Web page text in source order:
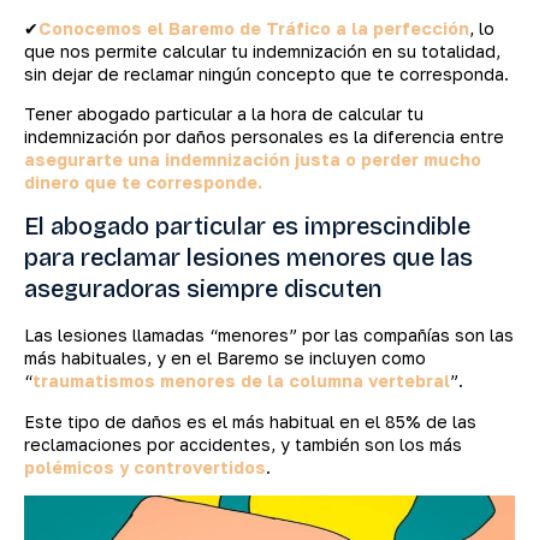
✔Conocemos el Baremo de Tráfico a la perfección, lo
que nos permite calcular tu indemnización en su totalidad,
sin dejar de reclamar ningún concepto que te corresponda.
Tener abogado particular a la hora de calcular tu
indemnización por daños personales es la diferencia entre
asegurarte una indemnización justa o perder mucho
dinero que te corresponde.
El abogado particular es imprescindible
para reclamar lesiones menores que las
aseguradoras siempre discuten
Las lesiones llamadas “menores” por las compañías son las
más habituales, y en el Baremo se incluyen como
“traumatismos menores de la columna vertebral”.
Este tipo de daños es el más habitual en el 85% de las
reclamaciones por accidentes, y también son los más
polémicos y controvertidos.